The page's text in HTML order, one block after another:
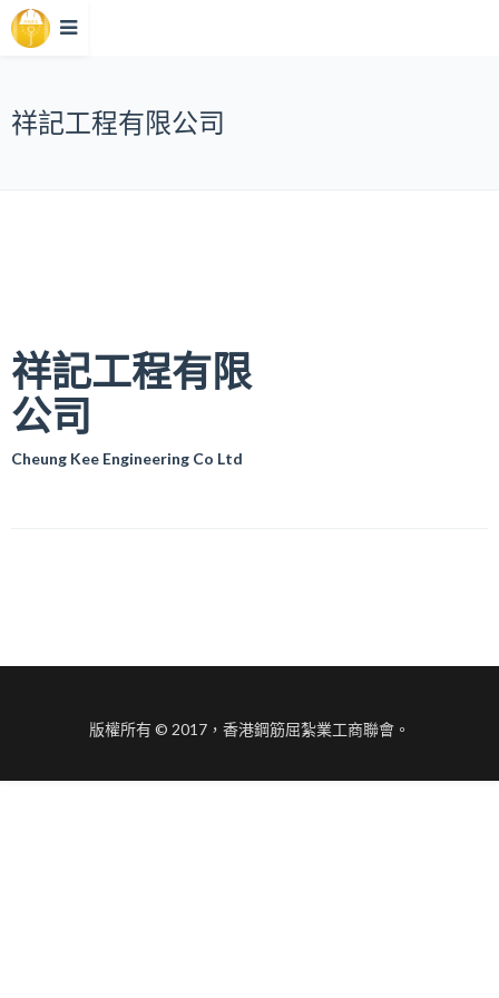
祥記工程有限公司
祥記工程有限
公司
Cheung Kee Engineering Co Ltd
版權所有 © 2017，香港鋼筋屈紮業工商聯會。